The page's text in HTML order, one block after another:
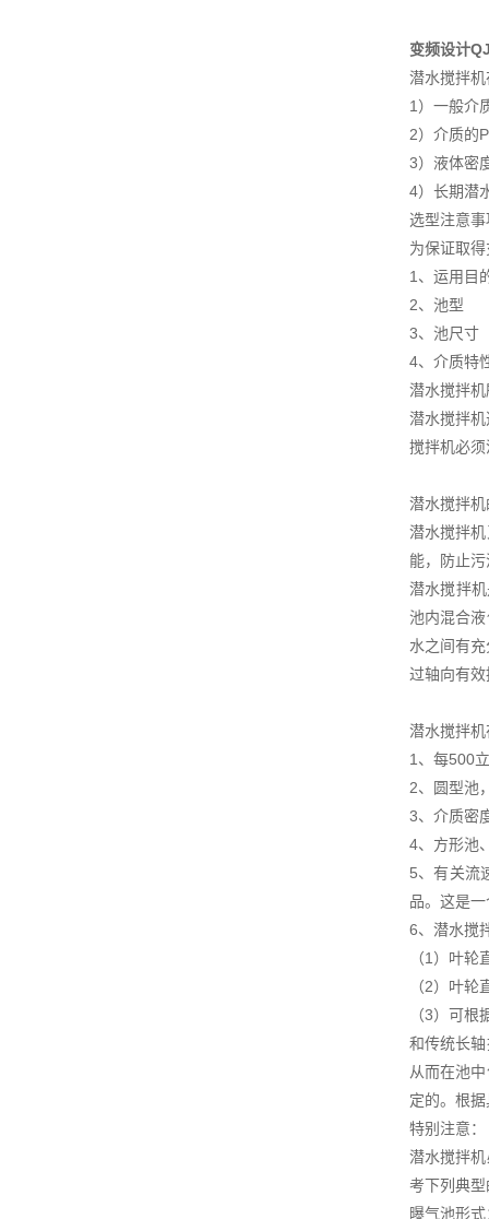
变频设计
潜水搅拌
1）一般介
2）介质的
3）液体密
4）长期潜
选型注意事
为保证取
1、运用目
2、池型
3、池尺寸
4、介质特
潜水搅拌
潜水搅拌
搅拌机必
潜水搅拌
潜水搅拌
能，防止
潜水搅拌
池内混合
水之间有
过轴向有
潜水搅拌
1、每500
2、圆型池
3、介质密
4、方形池
5、有关流
品。这是
6、潜水搅
（1）叶
（2）叶
（3）可
和传统长
从而在池
定的。根
特别注意：
潜水搅拌
考下列典
曝气池形式